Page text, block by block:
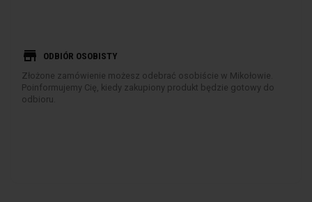
store ODBIÓR OSOBISTY
Złożone zamówienie możesz odebrać osobiście w Mikołowie.
Poinformujemy Cię, kiedy zakupiony produkt będzie gotowy do
odbioru.